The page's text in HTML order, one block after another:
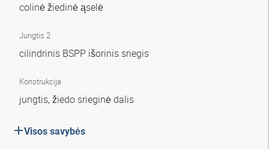
colinė žiedinė ąselė
Jungtis 2
cilindrinis BSPP išorinis sriegis
Konstrukcija
jungtis, žiedo srieginė dalis
Visos savybės